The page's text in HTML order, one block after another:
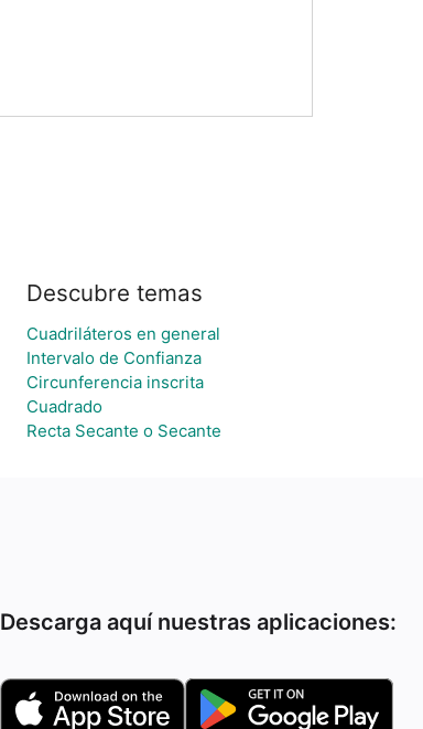
Descubre temas
Cuadriláteros en general
Intervalo de Confianza
Circunferencia inscrita
Cuadrado
Recta Secante o Secante
Descarga aquí nuestras aplicaciones: